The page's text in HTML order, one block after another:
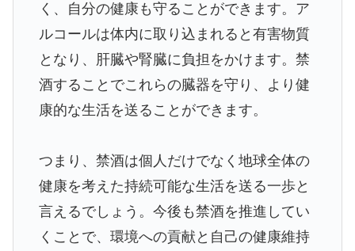
く、自分の健康も守ることができます。ア
ルコールは体内に取り込まれると有害物質
となり、肝臓や腎臓に負担をかけます。禁
酒することでこれらの臓器を守り、より健
康的な生活を送ることができます。
つまり、禁酒は個人だけでなく地球全体の
健康を考えた持続可能な生活を送る一歩と
言えるでしょう。今後も禁酒を推進してい
くことで、環境への貢献と自己の健康維持